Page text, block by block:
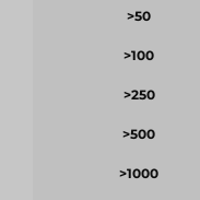
>50
>100
>250
>500
>1000